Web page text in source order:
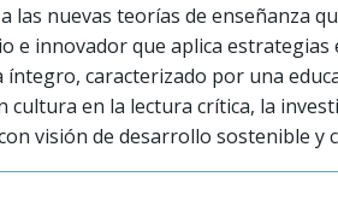
las nuevas teorías de enseñanza
e innovador que aplica
caracterizado por una
cultura en la lectura crítica, la
visión de desarrollo sostenible y